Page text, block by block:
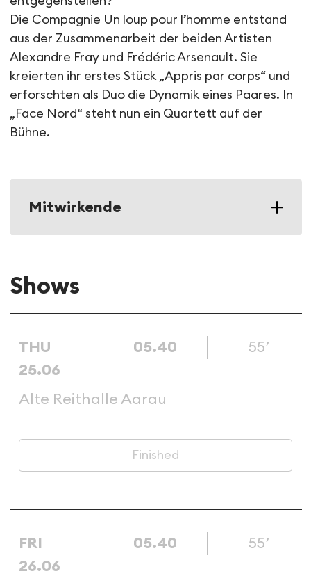
Die Compagnie Un loup pour l’homme entstand
aus der Zusammenarbeit der beiden Artisten
Alexandre Fray und Frédéric Arsenault. Sie
kreierten ihr erstes Stück „Appris par corps“ und
erforschten als Duo die Dynamik eines Paares. In
„Face Nord“ steht nun ein Quartett auf der
Bühne.
Mitwirkende
Shows
THU
25.06
05.40 55’
Alte Reithalle Aarau
Finished
FRI
26.06
05.40 55’